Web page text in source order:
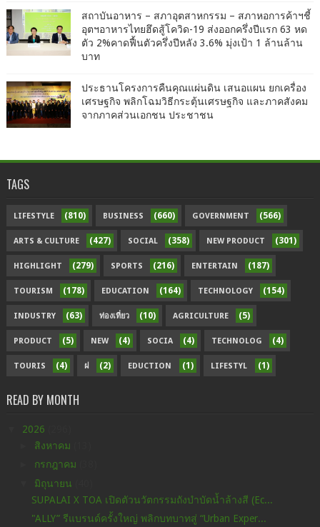
สถาบันอาหาร – สภาอุตสาหกรรม – สภาหอการค้าฯชี้
อุตฯอาหารไทยฮึดสู้โควิด-19 ส่งออกครึ่งปีแรก 63 หด
ตัว 2%คาดฟื้นตัวครึ่งปีหลัง 3.6% มุ่งเป้า 1 ล้านล้าน
บาท
ประธานโครงการคืนคุณแผ่นดิน เสนอแผน ยกเครื่อง
เศรษฐกิจ พลิกโฉมวิธีกระตุ้นเศรษฐกิจ และภาคสังคม
จากภาคส่วนเอกชน ประชาชน
TAGS
LIFESTYLE (810) BUSINESS (660) GOVERNMENT (566)
ARTS & CULTURE (427) SOCIAL (358) NEW PRODUCT (301)
HIGHLIGHT (279) SPORTS (216) ENTERTAIN (187)
TOURISM (178) EDUCATION (164) TECHNOLOGY (154)
INDUSTRY (63) ท่องเที่ยว (10) AGRICULTURE (5)
PRODUCT (5) NEW (4) SOCIA (4) TECHNOLOG (4)
TOURIS (4) ฝ (2) EDUCTION (1) LIFESTYL (1)
READ BY MONTH
2026
สิงหาคม
กรกฎาคม
มิถุนายน
SUPALAI X TOA เปิดตัวนวัตกรรมถังบำบัดน้ำล้างสี (Ec...
"ALLY” รีแบรนด์ครั้งใหญ่ พลิกบทบาทสู่ “Urban Exper...